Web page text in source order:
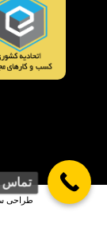
طراحی
تماس